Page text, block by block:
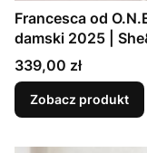
Francesca od
damski 2025 |
Cena
339,00 zł
Zobacz produkt